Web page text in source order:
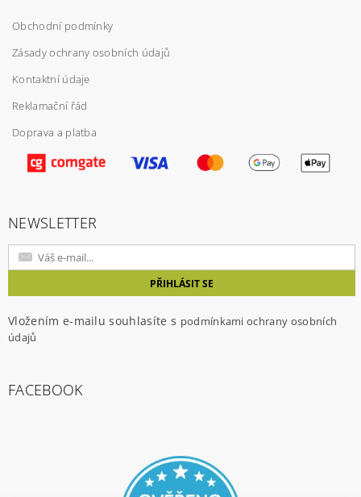
Vložením hodnocení souhlasíte spodmínkami
ochrany osobních údajů
Obchodní podmínky
Zásady ochrany osobních údajů
Kontaktní údaje
Reklamační řád
Doprava a platba
NEWSLETTER
Vložením e-mailu souhlasíte s podmínkami ochrany osobních
údajů
FACEBOOK